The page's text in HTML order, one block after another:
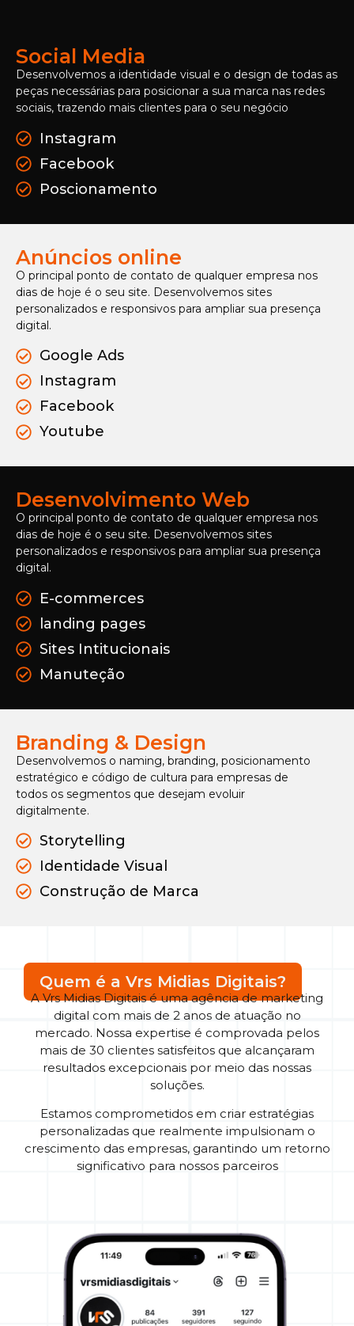
Social Media
Desenvolvemos a identidade visual e o design de todas as
peças necessárias para posicionar a sua marca nas redes
sociais, trazendo mais clientes para o seu negócio
Instagram
Facebook
Poscionamento
Anúncios online
O principal ponto de contato de qualquer empresa nos
dias de hoje é o seu site. Desenvolvemos sites
personalizados e responsivos para ampliar sua presença
digital.
Google Ads
Instagram
Facebook
Youtube
Desenvolvimento Web
O principal ponto de contato de qualquer empresa nos
dias de hoje é o seu site. Desenvolvemos sites
personalizados e responsivos para ampliar sua presença
digital.
E-commerces
landing pages
Sites Intitucionais
Manuteção
Branding & Design
Desenvolvemos o naming, branding, posicionamento
estratégico e código de cultura para empresas de
todos os segmentos que desejam evoluir
digitalmente.
Storytelling
Identidade Visual
Construção de Marca
Quem é a Vrs Midias Digitais?
A Vrs Midias Digitais é uma agência de marketing
digital com mais de 2 anos de atuação no
mercado. Nossa expertise é comprovada pelos
mais de 30 clientes satisfeitos que alcançaram
resultados excepcionais por meio das nossas
soluções.
Estamos comprometidos em criar estratégias
personalizadas que realmente impulsionam o
crescimento das empresas, garantindo um retorno
significativo para nossos parceiros